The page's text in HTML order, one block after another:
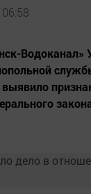
Водоканал»
выявило